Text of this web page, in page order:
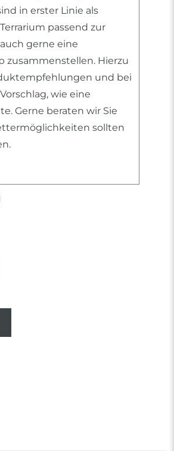
in erster Linie als
passend zur
gerne eine
zusammenstellen. Hierzu
und bei
wie eine
Gerne beraten wir Sie
sollten